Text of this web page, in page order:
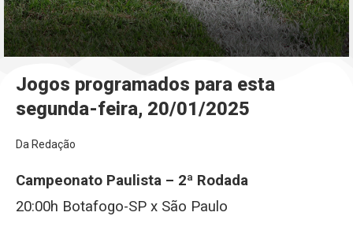
Jogos programados para esta
segunda-feira, 20/01/2025
Da Redação
Campeonato Paulista – 2ª Rodada
20:00h Botafogo-SP x São Paulo